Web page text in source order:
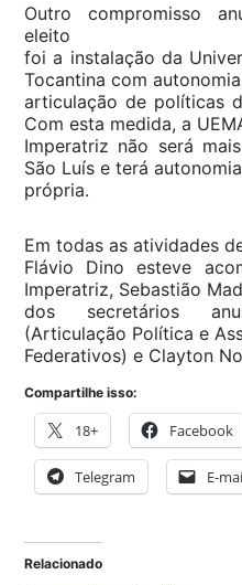
Outro compromisso
eleito
foi a instalação da
Tocantina com
articulação de políticas
Com esta medida, a
Imperatriz não será
São Luís e terá autonomia
própria.
Em todas as atividades
Flávio Dino esteve
Imperatriz, Sebastião
dos secretários
(Articulação Política e
Federativos) e Clayton
Compartilhe isso:
18+ Facebook
Telegram E-
Relacionado